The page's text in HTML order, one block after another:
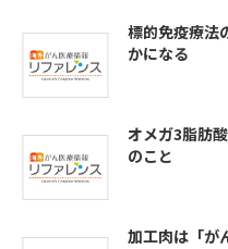
標的免疫療法
かになる
オメガ3脂肪
のこと
加工肉は「が